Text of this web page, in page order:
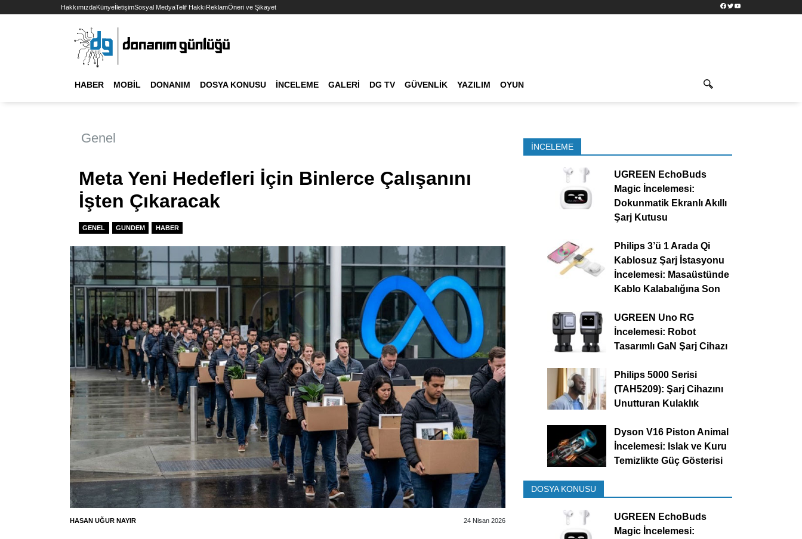
HakkımızdaKünyeİletişimSosyal MedyaTelif HakkıReklamÖneri ve Şikayet Facebook
TwitterYouTube
HABER MOBIL DONANIM DOSYA KONUSU İNCELEME GALERI DG TV GÜVENLIK YAZILIM OYUN
Genel
Meta Yeni Hedefleri İçin Binlerce Çalışanını
İşten Çıkaracak
GENEL GUNDEM HABER
HASAN UĞUR NAYIR 24 Nisan 2026
İNCELEME
UGREEN EchoBuds
Magic İncelemesi:
Dokunmatik Ekranlı Akıllı
Şarj Kutusu
Philips 3’ü 1 Arada Qi
Kablosuz Şarj İstasyonu
İncelemesi: Masaüstünde
Kablo Kalabalığına Son
UGREEN Uno RG
İncelemesi: Robot
Tasarımlı GaN Şarj Cihazı
Philips 5000 Serisi
(TAH5209): Şarj Cihazını
Unutturan Kulaklık
Dyson V16 Piston Animal
İncelemesi: Islak ve Kuru
Temizlikte Güç Gösterisi
DOSYA KONUSU
UGREEN EchoBuds
Magic İncelemesi: